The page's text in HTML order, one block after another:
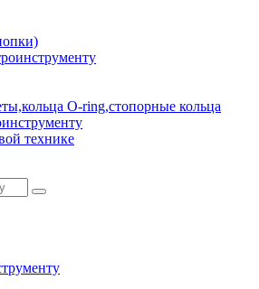
О-ring,стопорные кольца
технике